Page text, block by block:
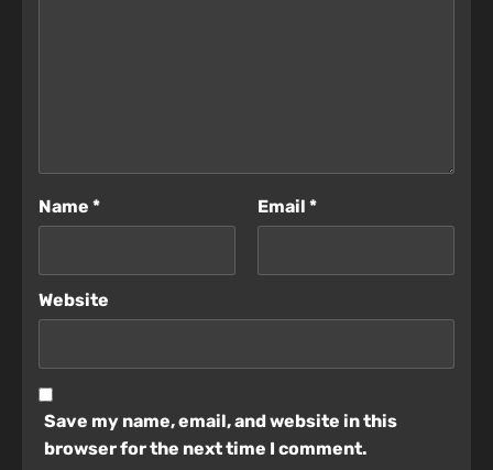
Name * Email *
Website
Save my name, email, and website in this
browser for the next time I comment.